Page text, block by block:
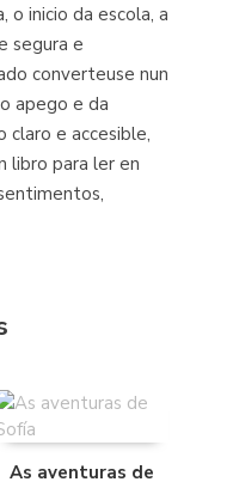
o inicio da escola, a
segura e
converteuse nun
apego e da
claro e accesible,
libro para ler en
As aventuras de